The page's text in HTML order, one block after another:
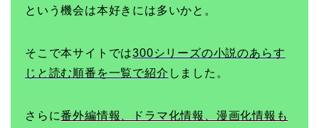
という機会は本好きには多いかと。
そこで本サイトでは300シリーズの小説のあらす
じと読む順番を一覧で紹介 しました。
さらに番外編情報、ドラマ化情報、漫画化情報も